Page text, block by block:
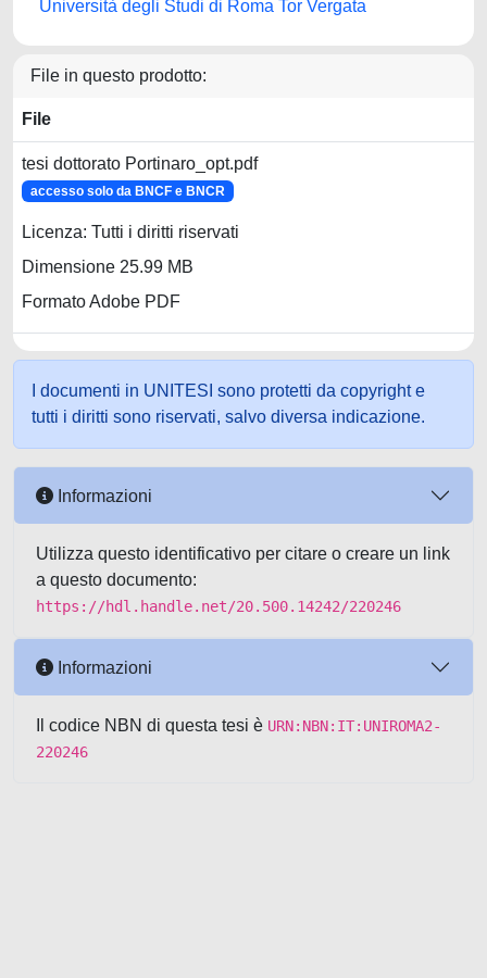
Università degli Studi di Roma Tor Vergata
File in questo prodotto:
File
tesi dottorato Portinaro_opt.pdf
accesso solo da BNCF e BNCR
Licenza: Tutti i diritti riservati
Dimensione 25.99 MB
Formato Adobe PDF
I documenti in UNITESI sono protetti da copyright e
tutti i diritti sono riservati, salvo diversa indicazione.
Informazioni
Utilizza questo identificativo per citare o creare un link
a questo documento:
https://hdl.handle.net/20.500.14242/220246
Informazioni
Il codice NBN di questa tesi è URN:NBN:IT:UNIROMA2-
220246